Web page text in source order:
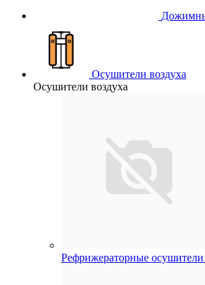
Осушители воздуха
Осушители воздуха
Рефрижераторные осушители